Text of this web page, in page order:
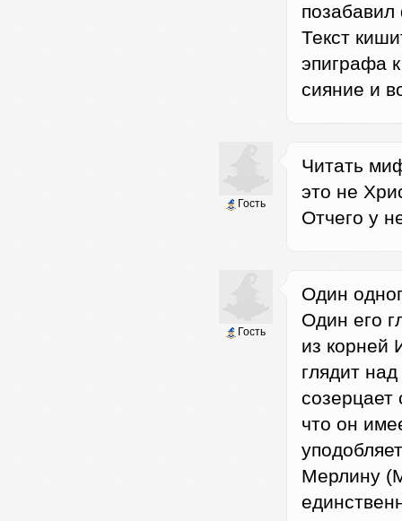
Текст
эпиграфа
сияние и
Гость
Читать
это не
Отчего у
Гость
Один
Один его
из корней
глядит
что он
Мерлину